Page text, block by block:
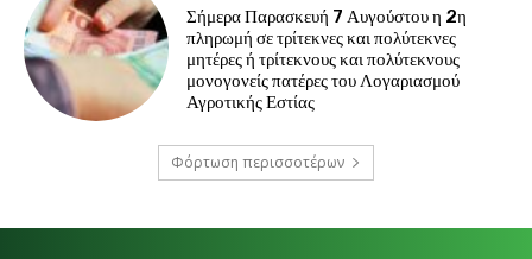
Σήμερα Παρασκευή 7 Αυγούστου η 2η
πληρωμή σε τρίτεκνες και πολύτεκνες
μητέρες ή τρίτεκνους και πολύτεκνους
μονογονείς πατέρες του Λογαριασμού
Αγροτικής Εστίας
Φόρτωση περισσοτέρων